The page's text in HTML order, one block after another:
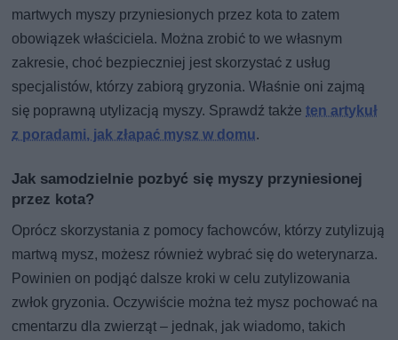
martwych myszy przyniesionych przez kota to zatem
obowiązek właściciela. Można zrobić to we własnym
zakresie, choć bezpieczniej jest skorzystać z usług
specjalistów, którzy zabiorą gryzonia. Właśnie oni zajmą
się poprawną utylizacją myszy. Sprawdź takżeten artykuł
z poradami, jak złapać mysz w domu.
Jak samodzielnie pozbyć się myszy przyniesionej
przez kota?
Oprócz skorzystania z pomocy fachowców, którzy zutylizują
martwą mysz, możesz również wybrać się do weterynarza.
Powinien on podjąć dalsze kroki w celu zutylizowania
zwłok gryzonia. Oczywiście można też mysz pochować na
cmentarzu dla zwierząt – jednak, jak wiadomo, takich